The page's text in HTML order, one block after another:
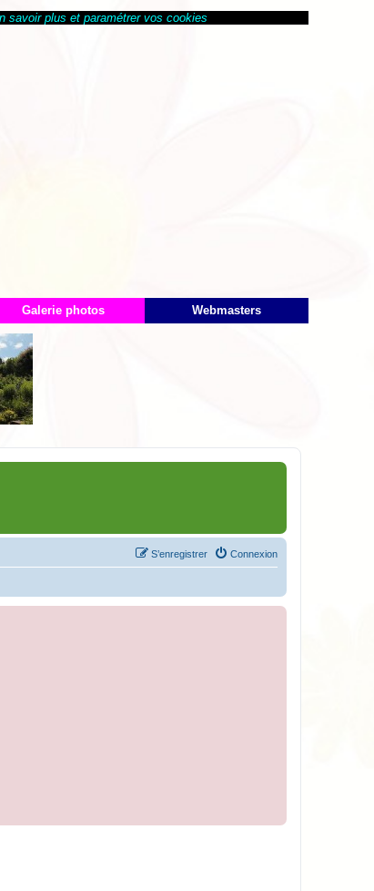
savoir plus et paramétrer vos cookies
Galerie photos Webmasters
Connexion
S’enregistrer